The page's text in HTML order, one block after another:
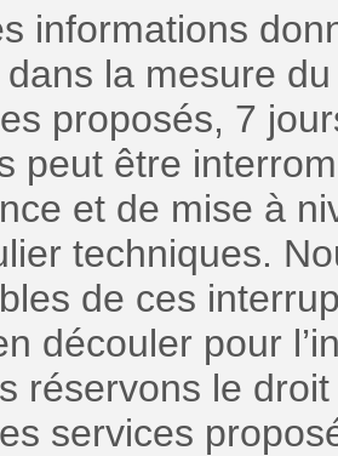
informations
la mesure
proposés, 7
peut être
et de mise à
techniques.
de ces
découler pour
réservons le
services